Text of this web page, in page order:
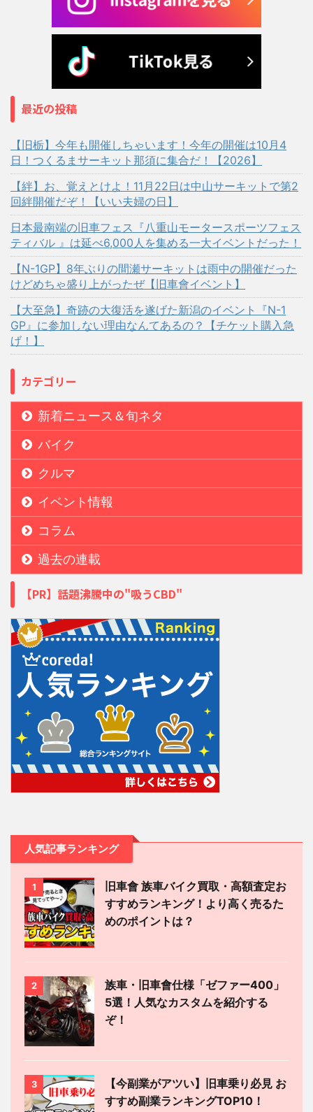
最近の投稿
【旧栃】今年も開催しちゃいます！今年の開催は10月4
日！つくるまサーキット那須に集合だ！【2026】
【絆】お、覚えとけよ！11月22日は中山サーキットで第2
回絆開催だぞ！【いい夫婦の日】
日本最南端の旧車フェス『八重山モータースポーツフェス
ティバル 』は延べ6,000人を集める一大イベントだった！
【N-1GP】8年ぶりの間瀬サーキットは雨中の開催だった
けどめちゃ盛り上がったぜ【旧車會イベント】
【大至急】奇跡の大復活を遂げた新潟のイベント『N-1
GP』に参加しない理由なんてあるの？【チケット購入急
げ！】
カテゴリー
新着ニュース＆旬ネタ
バイク
クルマ
イベント情報
コラム
過去の連載
【PR】話題沸騰中の"吸うCBD"
人気記事ランキング
1
旧車會 族車バイク買取・高額査定お
すすめランキング！より高く売るた
めのポイントは？
2
族車・旧車會仕様「ゼファー400」
5選！人気なカスタムを紹介する
ぞ！
3
【今副業がアツい】旧車乗り必見 お
すすめ副業ランキングTOP10！